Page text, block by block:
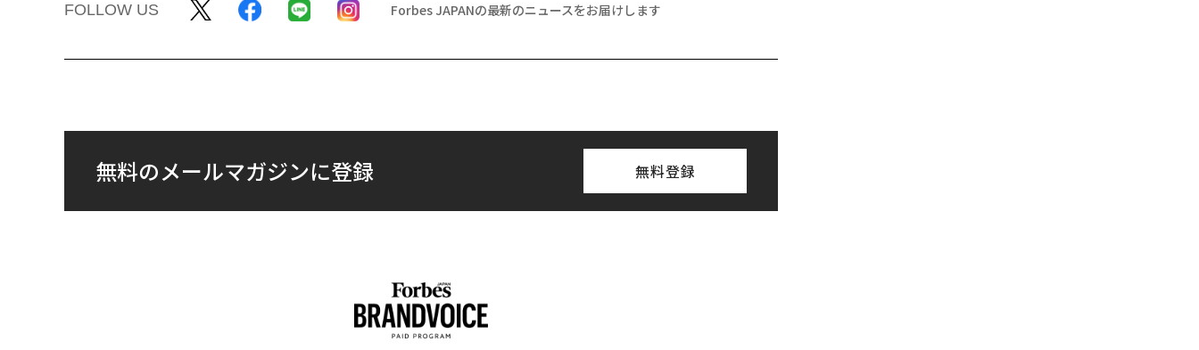
FOLLOW US Forbes JAPANの最新のニュースをお届けします
無料のメールマガジンに登録 無料登録